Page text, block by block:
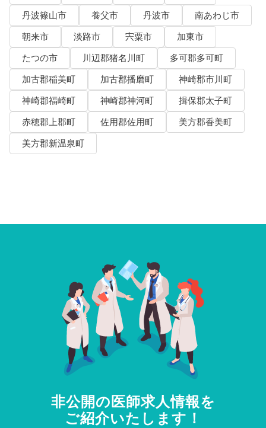
丹波篠山市
養父市 丹波市
南あわじ市
朝来市
淡路市 宍粟市
加東市
たつの市
川辺郡猪名川町
多可郡多可町
加古郡稲美町
加古郡播磨町
神崎郡市川町
神崎郡福崎町
神崎郡神河町
揖保郡太子町
赤穂郡上郡町
佐用郡佐用町
美方郡香美町
美方郡新温泉町
非公開の医師求人情報を
ご紹介いたします！